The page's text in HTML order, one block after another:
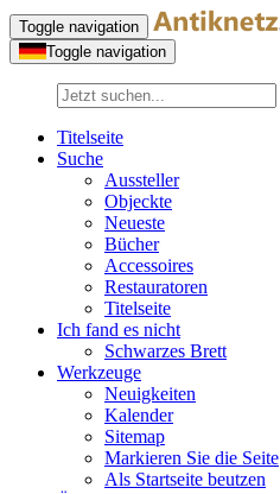
Toggle navigation
Toggle navigation
Titelseite
Suche
Aussteller
Objeckte
Neueste
Bücher
Accessoires
Restauratoren
Titelseite
Ich fand es nicht
Schwarzes Brett
Werkzeuge
Neuigkeiten
Kalender
Sitemap
Markieren Sie die Seite
Als Startseite beutzen